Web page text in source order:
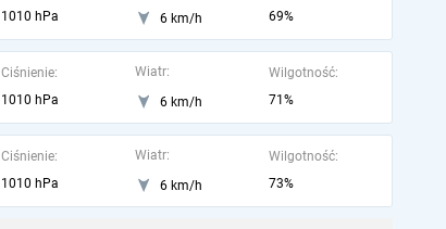
1010 hPa
6 km/h
69%
Ciśnienie:
1010 hPa
Wiatr:
6 km/h
Wilgotność:
71%
Ciśnienie:
1010 hPa
Wiatr:
6 km/h
Wilgotność:
73%